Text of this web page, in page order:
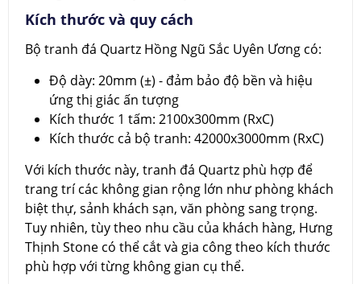
Kích thước và quy cách
Bộ tranh đá Quartz Hồng Ngũ Sắc Uyên Ương có:
Độ dày: 20mm (±) - đảm bảo độ bền và hiệu
ứng thị giác ấn tượng
Kích thước 1 tấm: 2100x300mm (RxC)
Kích thước cả bộ tranh: 42000x3000mm (RxC)
Với kích thước này, tranh đá Quartz phù hợp để
trang trí các không gian rộng lớn như phòng khách
biệt thự, sảnh khách sạn, văn phòng sang trọng.
Tuy nhiên, tùy theo nhu cầu của khách hàng, Hưng
Thịnh Stone có thể cắt và gia công theo kích thước
phù hợp với từng không gian cụ thể.